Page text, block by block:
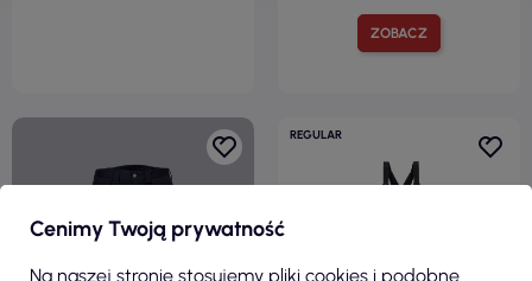
ZOBACZ
OBECNIE BRAK NA STANIE
REGULAR
Cenimy Twoją prywatność
Na naszej stronie stosujemy pliki cookies i podobne